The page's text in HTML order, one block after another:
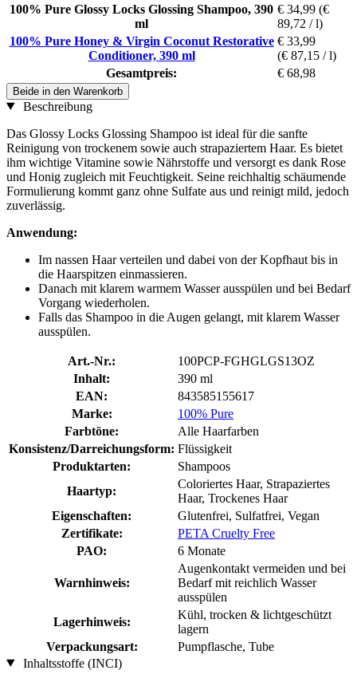
100% Pure Glossy Locks Glossing Shampoo, 390
ml
€ 34,99 (€
89,72 / l)
100% Pure Honey & Virgin Coconut Restorative
Conditioner, 390 ml
€ 33,99
(€ 87,15 / l)
Gesamtpreis:
€ 68,98
Beide in den Warenkorb
Beschreibung
Das Glossy Locks Glossing Shampoo ist ideal für die sanfte
Reinigung von trockenem sowie auch strapaziertem Haar. Es bietet
ihm wichtige Vitamine sowie Nährstoffe und versorgt es dank Rose
und Honig zugleich mit Feuchtigkeit. Seine reichhaltig schäumende
Formulierung kommt ganz ohne Sulfate aus und reinigt mild, jedoch
zuverlässig.
Anwendung:
Im nassen Haar verteilen und dabei von der Kopfhaut bis in
die Haarspitzen einmassieren.
Danach mit klarem warmem Wasser ausspülen und bei Bedarf
Vorgang wiederholen.
Falls das Shampoo in die Augen gelangt, mit klarem Wasser
ausspülen.
Art.-Nr.:
100PCP-FGHGLGS13OZ
Inhalt:
390 ml
EAN:
843585155617
Marke:
100% Pure
Farbtöne:
Alle Haarfarben
Konsistenz/Darreichungsform: Flüssigkeit
Produktarten:
Shampoos
Haartyp:
Coloriertes Haar, Strapaziertes
Haar, Trockenes Haar
Eigenschaften:
Glutenfrei, Sulfatfrei, Vegan
Zertifikate:
PETA Cruelty Free
PAO:
6 Monate
Warnhinweis:
Augenkontakt vermeiden und bei
Bedarf mit reichlich Wasser
ausspülen
Lagerhinweis:
Kühl, trocken & lichtgeschützt
lagern
Verpackungsart:
Pumpflasche, Tube
Inhaltsstoffe (INCI)